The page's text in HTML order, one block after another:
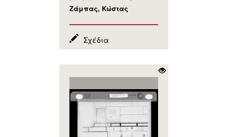
Ζάμπας, Κώστας
Σχέδια